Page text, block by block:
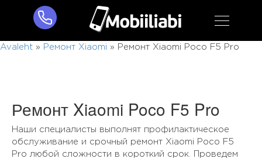
Avaleht » Ремонт Xiaomi » Ремонт Xiaomi Poco F5 Pro
Ремонт Xiaomi Poco F5 Pro
Наши специалисты выполнят профилактическое
обслуживание и срочный ремонт Xiaomi Poco F5
Pro любой сложности в короткий срок. Проведем